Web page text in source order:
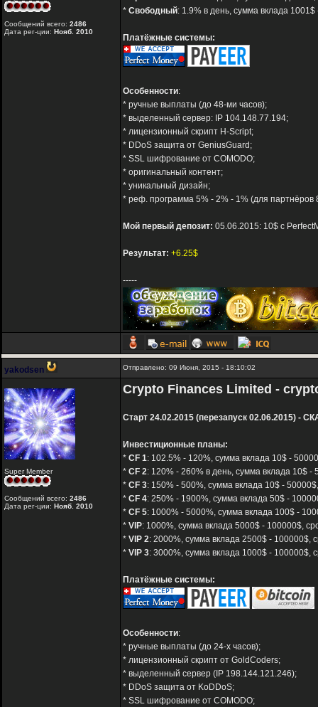
Сообщений всего: 2486
Дата рег-ции: Нояб. 2010
* Свободный: 1.9% в день, сумма вклада
Платёжные системы:
Особенности:
* ручные выплаты (до 48-ми часов);
* выделенный сервер: IP 104.148.77.194;
* лицензионный скрипт H-Script;
* DDoS защита от GeniusGuard;
* SSL шифрование от COMODO;
* оригинальный контент;
* уникальный дизайн;
* реф. программа 5% - 2% - 1% (для партнёров
Мой первый депозит: 05.06.2015: 10$ с
Результат: +6.25$
-----
yakodsen Отправлено: 09 Июня, 2015 - 18:10:02
Super Member
Сообщений всего: 2486
Дата рег-ции: Нояб. 2010
Crypto Finances Limited -
Старт 24.02.2015 (перезапуск 02.06.2015) -
Инвестиционные планы:
* CF 1: 102.5% - 120%, сумма вклада 10$ -
* CF 2: 120% - 260% в день, сумма вклада 10$ -
* CF 3: 150% - 500%, сумма вклада 10$ -
* CF 4: 250% - 1900%, сумма вклада 50$ -
* CF 5: 1000% - 5000%, сумма вклада 100$ -
* VIP: 1000%, сумма вклада 5000$ - 100000$,
* VIP 2: 2000%, сумма вклада 2500$ - 100000$,
* VIP 3: 3000%, сумма вклада 1000$ - 100000$,
Платёжные системы:
Особенности:
* ручные выплаты (до 24-х часов);
* лицензионный скрипт от GoldCoders;
* выделенный сервер (IP 198.144.121.246);
* DDoS защита от KoDDoS;
* SSL шифрование от COMODO;